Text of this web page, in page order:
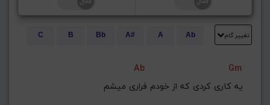
تغییر گام Ab
A
A#
Bb
B
C
Ab
Gm
یه کاری کردی که از خودم فراری میشم